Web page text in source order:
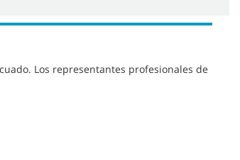
Los representantes profesionales de